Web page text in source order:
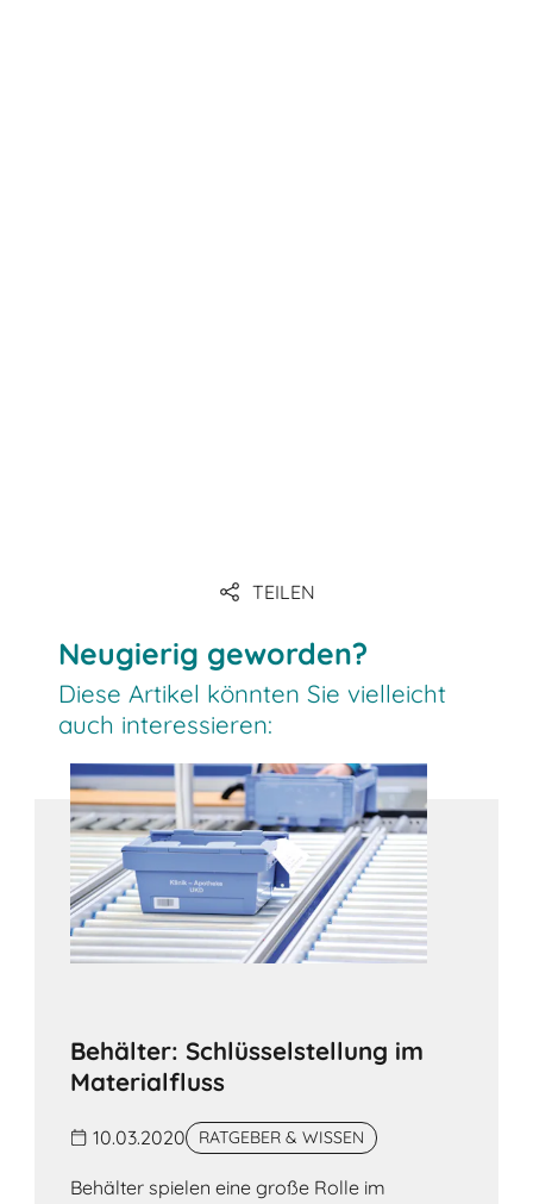
TEILEN
Neugierig geworden?
Diese Artikel könnten Sie vielleicht
auch interessieren:
Behälter: Schlüsselstellung im
Materialfluss
10.03.2020 RATGEBER & WISSEN
Behälter spielen eine große Rolle im